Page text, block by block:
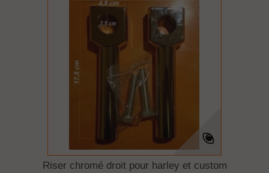
Riser chromé droit pour harley et custom